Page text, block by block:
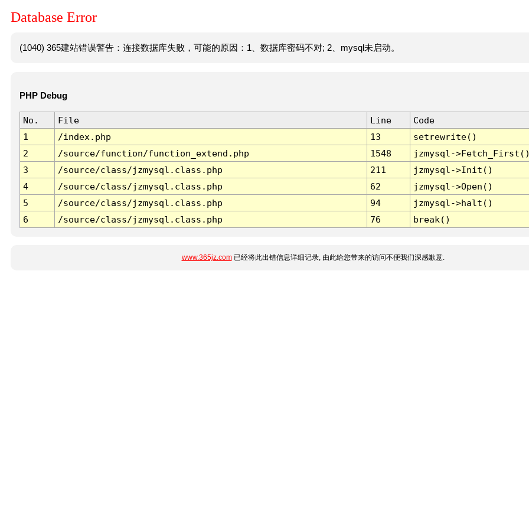
Database Error
(1040) 365建站错误警告：连接数据库失败，可能的原因：1、数据库密码不对; 2、mysql未启动。
PHP Debug
No. File Line
Code
1
/index.php 13
setrewrite()
2
/source/function/function_extend.php 1548
jzmysql-
3
/source/class/jzmysql.class.php 211
jzmysql->Init()
4
/source/class/jzmysql.class.php 62
jzmysql->Open()
5
/source/class/jzmysql.class.php 94
jzmysql->halt()
6
/source/class/jzmysql.class.php 76 break()
www.365jz.com已经将此出错信息详细记录, 由此给您带来的访问不便我们深感歉意.